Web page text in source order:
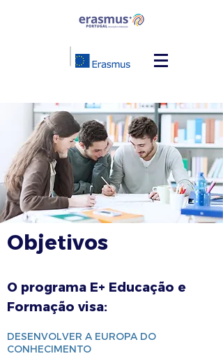
Objetivos
O programa E+ Educação e
Formação visa:
DESENVOLVER A EUROPA DO
CONHECIMENTO